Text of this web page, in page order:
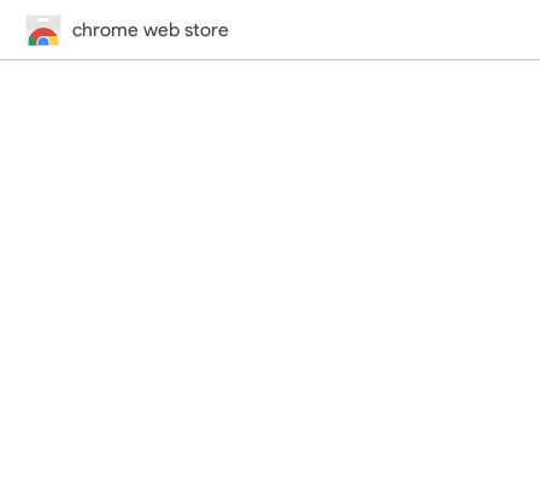
chrome web store